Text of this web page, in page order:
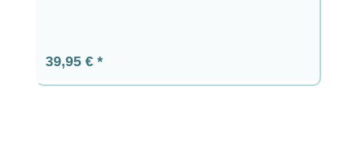
Prezzo normale:
39,95 €